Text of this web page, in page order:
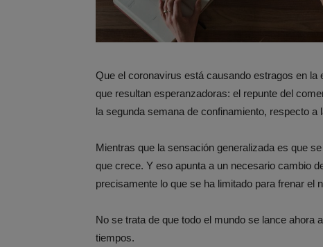
Que el coronavirus está causando estragos en
que resultan esperanzadoras: el repunte del
la segunda semana de confinamiento, respecto a
Mientras que la sensación generalizada es que
que crece. Y eso apunta a un necesario cambio
precisamente lo que se ha limitado para frenar
No se trata de que todo el mundo se lance ahora
tiempos.